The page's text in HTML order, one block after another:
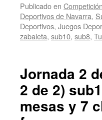
Publicado en Competición
Deportivos de Navarra,
Deportivos, Juegos
zabaleta, sub10, sub8,
Jornada 2
2 de 2)
mesas y 7